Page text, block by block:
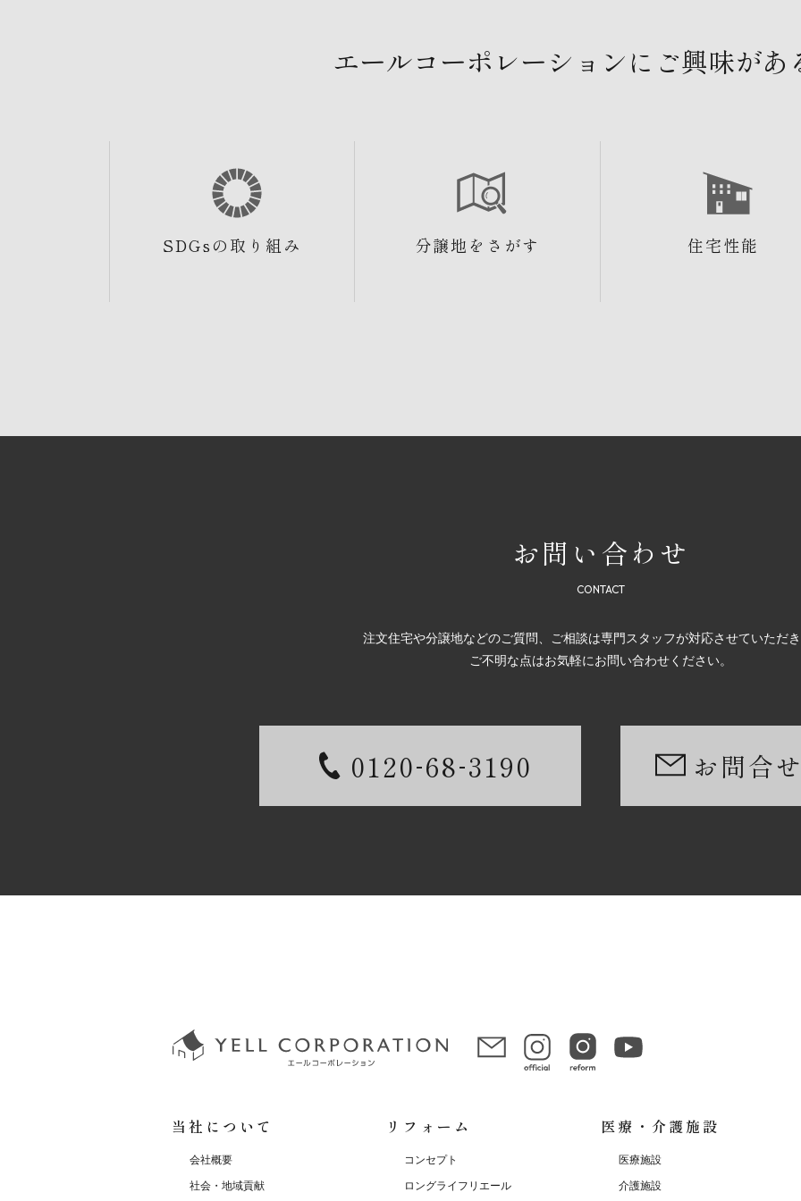
エールコーポレーションにご興味があ
SDGsの取り組み 分譲地をさがす 住宅性能
お問い合わせ
注文住宅や分譲地などのご質問、ご相談は専門スタッフが対応させていただき
ご不明な点はお気軽にお問い合わせください。
0120-68-3190 お問合
当社について
会社概要
社会・地域貢献
リフォーム
コンセプト
ロングライフリエール
医療・介護施設
医療施設
介護施設